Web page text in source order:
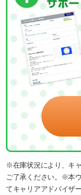
※在庫状況により、キ
ご了承ください。※本
てキャリアアドバイザ